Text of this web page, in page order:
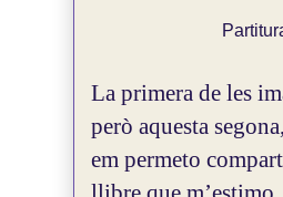
La primera de les
però aquesta
em permeto